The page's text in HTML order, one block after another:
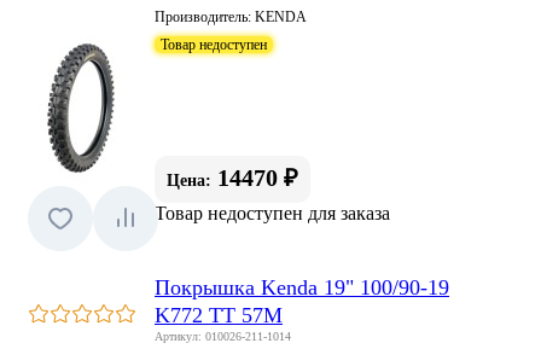
Производитель: KENDA
Товар недоступен
Цена: 14470 ₽
Товар недоступен для заказа
Покрышка Kenda 19" 100/90-19
K772 TT 57M
Артикул: 010026-211-1014